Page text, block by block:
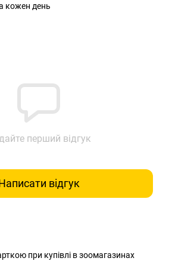
кожен день
перший відгук
відгук
при купівлі в зоомагазинах